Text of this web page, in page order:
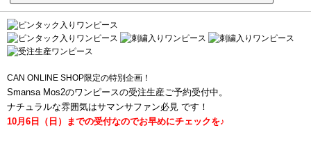
CAN ONLINE SHOP限定の特別企画！
Smansa Mos2のワンピースの受注生産ご予約受付中。
ナチュラルな雰囲気はサマンサファン必見 です！
10月6日（日）までの受付なのでお早めにチェックを♪